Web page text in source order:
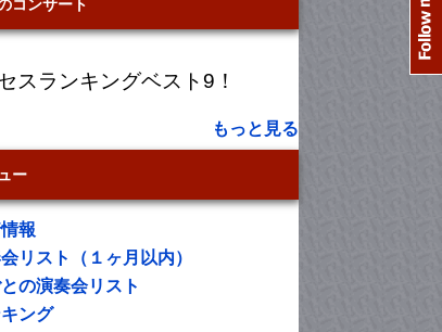
コンサート
スランキングベスト9！
もっと見る
ー
報
リスト（１ヶ月以内）
の演奏会リスト
ング